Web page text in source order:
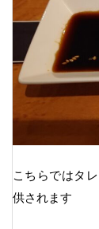
こちらではタ
供されます